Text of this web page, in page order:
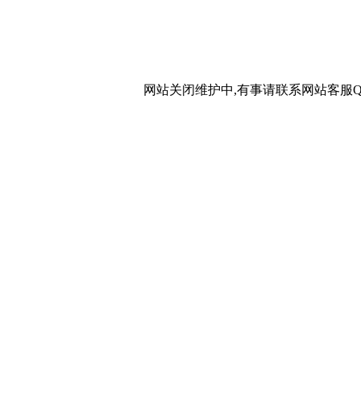
网站关闭维护中,有事请联系网站客服